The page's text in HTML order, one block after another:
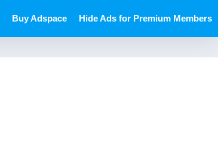
Buy Adspace Hide Ads for Premium Members